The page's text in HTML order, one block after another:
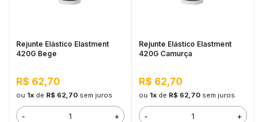
Rejunte Elástico Elastment
420G Bege
R$ 62,70
ou 1xde R$ 62,70 sem juros
- +
Rejunte Elástico Elastment
420G Camurça
R$ 62,70
ou 1xde R$ 62,70 sem juros
- +